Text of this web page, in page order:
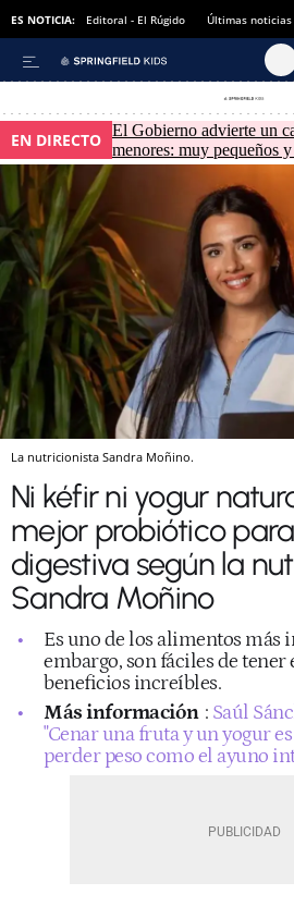
ES NOTICIA: Editoral - El Rúgido Últimas noticias
EN DIRECTO El Gobierno advierte un
menores: muy pequeños
La nutricionista Sandra Moñino.
Ni kéfir ni yogur
mejor probiótico
digestiva según la
Sandra Moñino
Es uno de los alimentos más
embargo, son fáciles de tener
beneficios increíbles.
Más información : Saúl
"Cenar una fruta y un yogur
perder peso como el ayuno